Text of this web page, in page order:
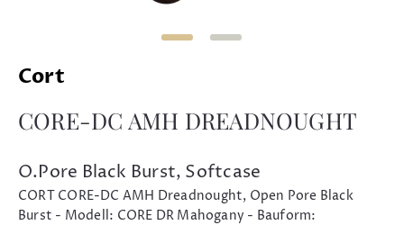
Cort
CORE-DC AMH DREADNOUGHT
O.Pore Black Burst, Softcase
CORT CORE-DC AMH Dreadnought, Open Pore Black
Burst - Modell: CORE DR Mahogany - Bauform: